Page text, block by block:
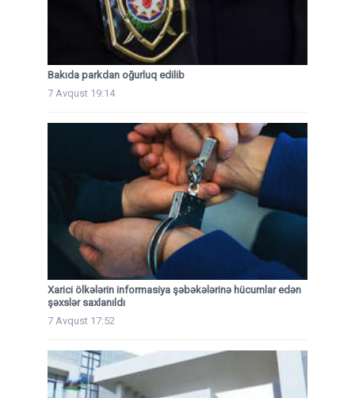
Bakıda parkdan oğurluq edilib
7 Avqust 19:14
Xarici ölkələrin informasiya şəbəkələrinə hücumlar edən
şəxslər saxlanıldı
7 Avqust 17:52